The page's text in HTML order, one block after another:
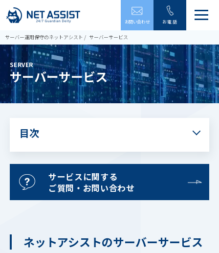
お問い合わせ お電話
メ
ー
を
開
閉
す
る
サーバー運用保守のネットアシスト サーバーサービス
SERVER
サーバーサービス
目次
サービスに関する
ご質問・お問い合わせ
ネットアシストのサーバーサービス